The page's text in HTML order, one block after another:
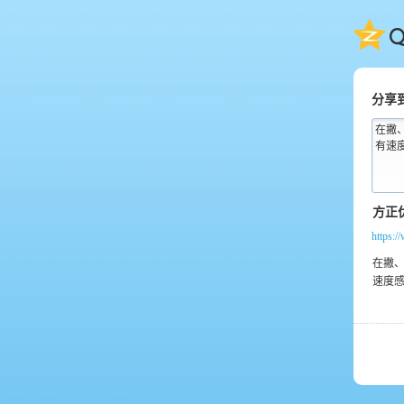
QQ
分享
在撇
有速
https://